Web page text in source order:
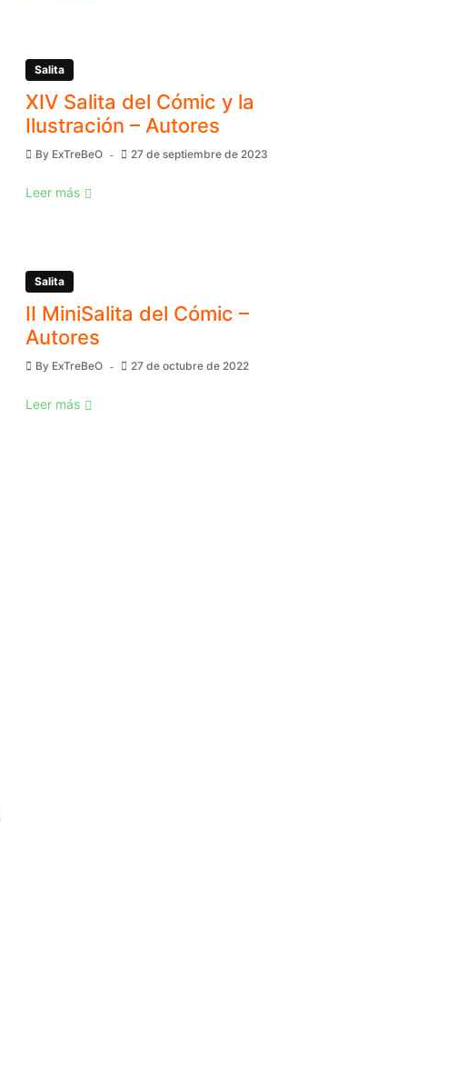
Salita
XIV Salita del Cómic y la
Ilustración – Autores
By ExTreBeO 27 de septiembre de 2023
Leer más
Salita
II MiniSalita del Cómic –
Autores
By ExTreBeO 27 de octubre de 2022
Leer más